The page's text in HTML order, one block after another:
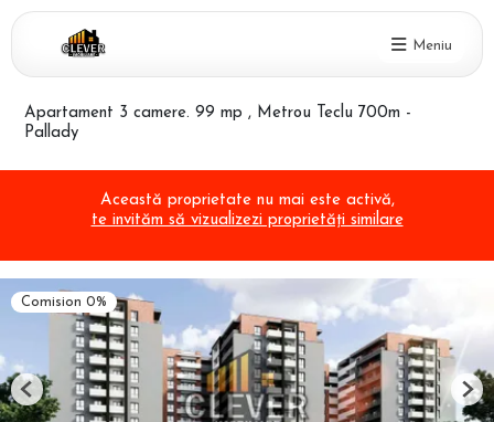
Meniu
Apartament 3 camere. 99 mp , Metrou Teclu 700m -
Pallady
Această proprietate nu mai este activă,
te invităm să vizualizezi proprietăți similare
Comision 0%
Previous